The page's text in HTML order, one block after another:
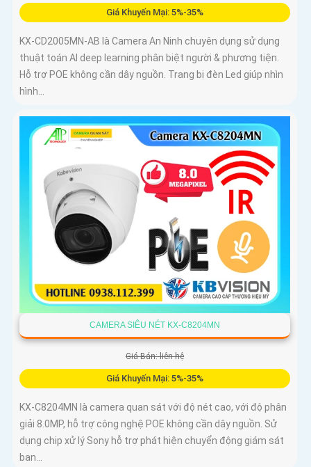
Giá Khuyến Mại: 5%-35%
KX-CD2005MN-AB là Camera An Ninh chuyên dụng sử dụng
thuật toán AI deep learning phân biệt người & phương tiện.
Hỗ trợ POE không cần dây nguồn. Trang bị đèn Led giúp nhìn
hình...
CAMERA SIÊU NÉT KX-C8204MN
Giá Bán: liên hệ
Giá Khuyến Mại: 5%-35%
KX-C8204MN là camera quan sát với độ nét cao, với độ phân
giải 8.0MP, hỗ trợ công nghệ POE không cần dây nguồn. Sử
dụng chip xử lý Sony hỗ trợ phát hiện chuyển động giám sát
ban...